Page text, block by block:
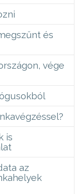
és
vége
is
az